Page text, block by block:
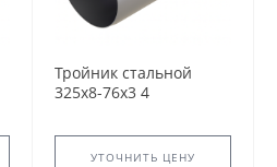
Тройник стальной
325x8-76х3 4
5.903-13 переходный
сварнойУТОЧНИТЬ ЦЕНУ